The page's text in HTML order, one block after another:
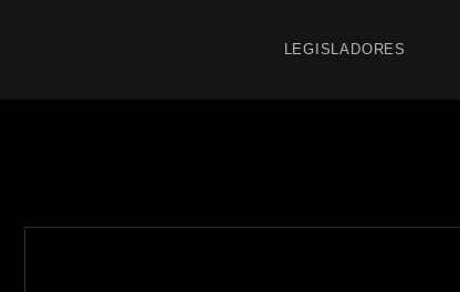
LEGISLADORES